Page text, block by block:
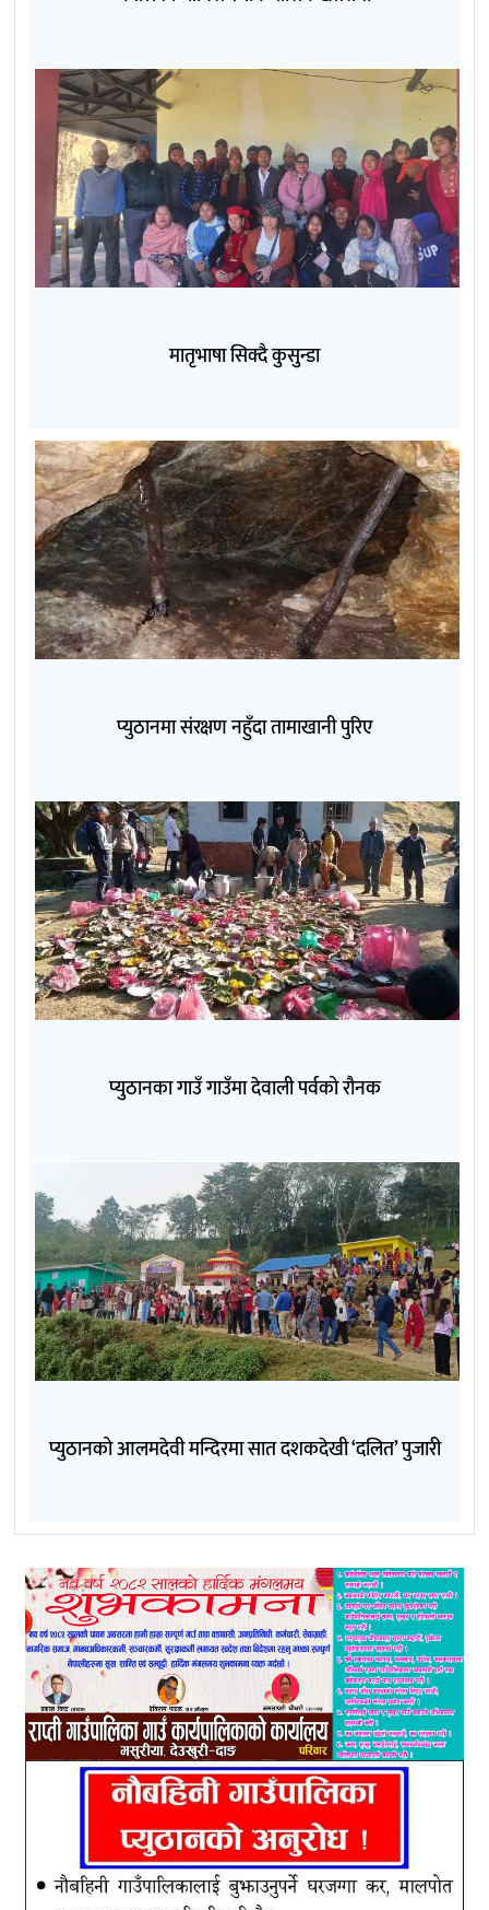
मातृभाषा सिक्दै कुसुन्डा
प्युठानमा संरक्षण नहुँदा तामाखानी पुरिए
प्युठानका गाउँ गाउँमा देवाली पर्वको रौनक
प्युठानको आलमदेवी मन्दिरमा सात दशकदेखी ‘दलित’ पुजारी